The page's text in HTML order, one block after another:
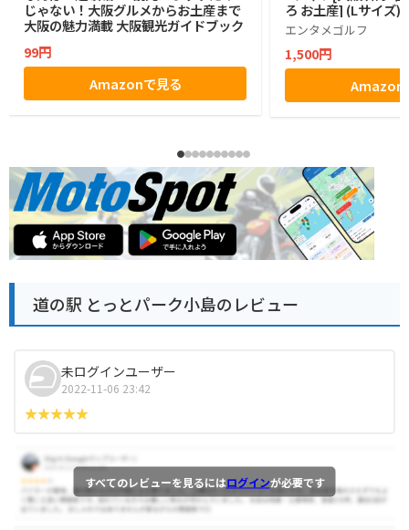
じゃない！大阪グルメからお土産まで
大阪の魅力満載 大阪観光ガイドブック
99円
Amazonで見る
ろ お土産] (Lサイズ)
エンタメゴルフ
1,500円
Amazon
道の駅 とっとパーク小島のレビュー
未ログインユーザー
2022-11-06 23:42
すべてのレビューを見るにはログインが必要です